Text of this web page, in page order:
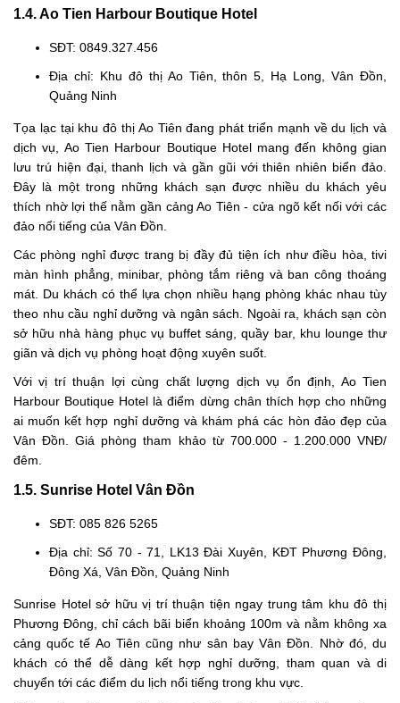
1.4. Ao Tien Harbour Boutique Hotel
SĐT: 0849.327.456
Địa chỉ: Khu đô thị Ao Tiên, thôn 5, Hạ Long, Vân Đồn,
Quảng Ninh
Tọa lạc tại khu đô thị Ao Tiên đang phát triển mạnh về du lịch và
dịch vụ, Ao Tien Harbour Boutique Hotel mang đến không gian
lưu trú hiện đại, thanh lịch và gần gũi với thiên nhiên biển đảo.
Đây là một trong những khách sạn được nhiều du khách yêu
thích nhờ lợi thế nằm gần cảng Ao Tiên - cửa ngõ kết nối với các
đảo nổi tiếng của Vân Đồn.
Các phòng nghỉ được trang bị đầy đủ tiện ích như điều hòa, tivi
màn hình phẳng, minibar, phòng tắm riêng và ban công thoáng
mát. Du khách có thể lựa chọn nhiều hạng phòng khác nhau tùy
theo nhu cầu nghỉ dưỡng và ngân sách. Ngoài ra, khách sạn còn
sở hữu nhà hàng phục vụ buffet sáng, quầy bar, khu lounge thư
giãn và dịch vụ phòng hoạt động xuyên suốt.
Với vị trí thuận lợi cùng chất lượng dịch vụ ổn định, Ao Tien
Harbour Boutique Hotel là điểm dừng chân thích hợp cho những
ai muốn kết hợp nghỉ dưỡng và khám phá các hòn đảo đẹp của
Vân Đồn. Giá phòng tham khảo từ 700.000 - 1.200.000 VNĐ/
đêm.
1.5. Sunrise Hotel Vân Đồn
SĐT: 085 826 5265
Địa chỉ: Số 70 - 71, LK13 Đài Xuyên, KĐT Phương Đông,
Đông Xá, Vân Đồn, Quảng Ninh
Sunrise Hotel sở hữu vị trí thuận tiện ngay trung tâm khu đô thị
Phương Đông, chỉ cách bãi biển khoảng 100m và nằm không xa
cảng quốc tế Ao Tiên cũng như sân bay Vân Đồn. Nhờ đó, du
khách có thể dễ dàng kết hợp nghỉ dưỡng, tham quan và di
chuyển tới các điểm du lịch nổi tiếng trong khu vực.